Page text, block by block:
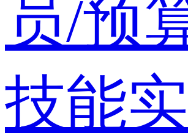
员/预
技能